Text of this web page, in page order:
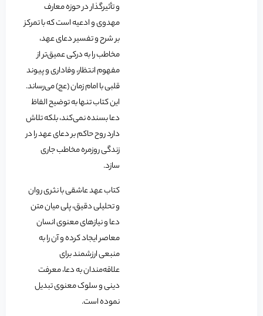
و تأثیرگذار در حوزه معارف
مهدوی و ادعیه است که با تمرکز
بر شرح و تفسیر دعای عهد،
مخاطب را به درکی عمیق‌تر از
مفهوم انتظار، وفاداری و پیوند
قلبی با امام زمان (عج) می‌رساند.
این کتاب تنها به توضیح الفاظ
دعا بسنده نمی‌کند، بلکه تلاش
دارد روح حاکم بر دعای عهد را در
زندگی روزمره مخاطب جاری
سازد.
کتاب عهد عاشقی با نثری روان
و تحلیلی دقیق، پلی میان متن
دعا و نیازهای معنوی انسان
معاصر ایجاد کرده و آن را به
منبعی ارزشمند برای
علاقه‌مندان به دعا، معرفت
دینی و سلوک معنوی تبدیل
نموده است.